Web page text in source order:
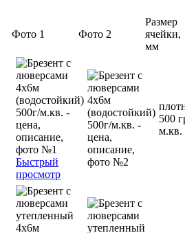
Фото 1 Фото 2
Размер
ячейки,
мм
Быстрый
просмотр
500
м.кв.